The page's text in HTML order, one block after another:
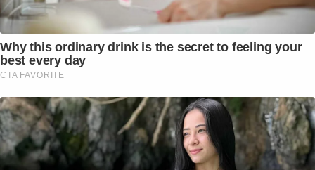
Why this ordinary drink is the secret to feeling your
best every day
CTA FAVORITE